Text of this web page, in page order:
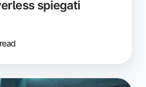
spiegati